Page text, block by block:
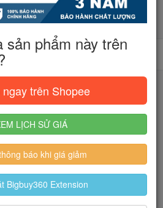
Tìm kiếm
tâm đến 🔥...
sản phẩm này trên
ngay trên Shopee
LỊCH SỬ GIÁ
báo khi giá giảm
Bigbuy360 Extension